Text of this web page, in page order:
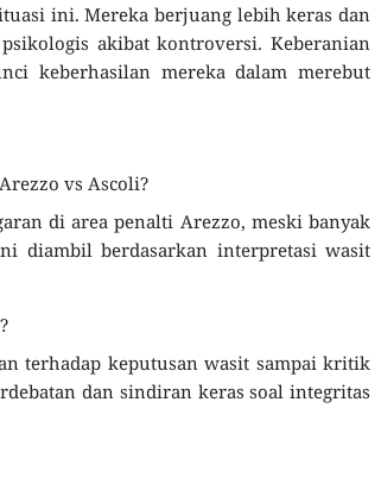
ini. Mereka berjuang lebih keras dan
akibat kontroversi. Keberanian
keberhasilan mereka dalam merebut
vs Ascoli?
di area penalti Arezzo, meski banyak
diambil berdasarkan interpretasi wasit
terhadap keputusan wasit sampai kritik
dan sindiran keras soal integritas